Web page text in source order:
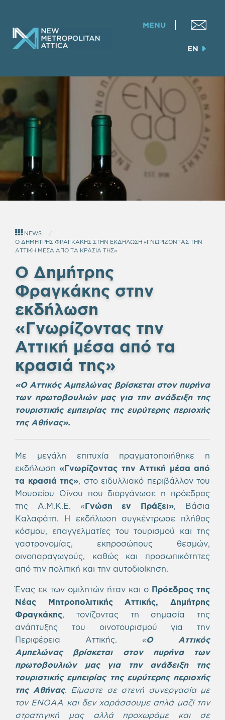
MENU
EN
NEWS
Ο ΔΗΜΗΤΡΗΣ ΦΡΑΓΚΑΚΗΣ ΣΤΗΝ ΕΚΔΗΛΩΣΗ «ΓΝΩΡΙΖΟΝΤΑΣ ΤΗΝ
ΑΤΤΙΚΗ ΜΕΣΑ ΑΠΟ ΤΑ ΚΡΑΣΙΑ ΤΗΣ»
Ο Δημήτρης
Φραγκάκης στην
εκδήλωση
«Γνωρίζοντας την
Αττική μέσα από τα
κρασιά της»
«Ο Αττικός Αμπελώνας βρίσκεται στον πυρήνα
των πρωτοβουλιών μας για την ανάδειξη της
τουριστικής εμπειρίας της ευρύτερης περιοχής
της Αθήνας».
Με μεγάλη επιτυχία πραγματοποιήθηκε η
εκδήλωση «Γνωρίζοντας την Αττική μέσα από
τα κρασιά της», στο ειδυλλιακό περιβάλλον του
Μουσείου Οίνου που διοργάνωσε η πρόεδρος
της Α.Μ.Κ.Ε. «Γνώση εν Πράξει», Βάσια
Καλαφάτη. Η εκδήλωση συγκέντρωσε πλήθος
κόσμου, επαγγελματίες του τουρισμού και της
γαστρονομίας, εκπροσώπους θεσμών,
οινοπαραγωγούς, καθώς και προσωπικότητες
από την πολιτική και την αυτοδιοίκηση.
Ένας εκ των ομιλητών ήταν και ο Πρόεδρος της
Νέας Μητροπολιτικής Αττικής, Δημήτρης
Φραγκάκης, τονίζοντας τη σημασία της
ανάπτυξης του οινοτουρισμού για την
Περιφέρεια Αττικής. «Ο Αττικός
Αμπελώναςβρίσκεται στον πυρήνα των
πρωτοβουλιών μας για την ανάδειξη της
τουριστικής εμπειρίας της ευρύτερης περιοχής
της Αθήνας. Είμαστε σε στενή συνεργασία με
τον ΕΝΟΑΑ και δεν χαράσσουμε απλά μαζί την
στρατηγική μας αλλά προχωράμε και σε